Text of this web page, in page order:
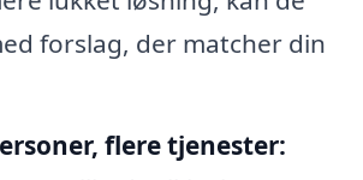
forslag, der matcher din
flere tjenester: